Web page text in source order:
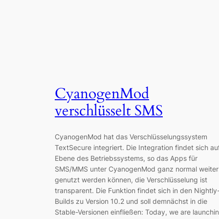
CyanogenMod
verschlüsselt SMS
CyanogenMod hat das Verschlüsselungssystem
TextSecure integriert. Die Integration findet sich
Ebene des Betriebssystems, so das Apps für
SMS/MMS unter CyanogenMod ganz normal weiter
genutzt werden können, die Verschlüsselung ist
transparent. Die Funktion findet sich in den
Builds zu Version 10.2 und soll demnächst in die
Stable-Versionen einfließen: Today, we are